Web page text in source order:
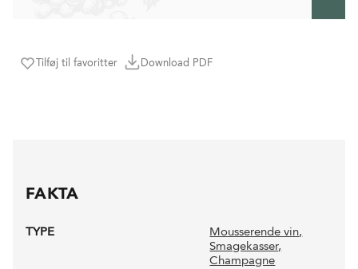
Tilføj til favoritter Download PDF
FAKTA
TYPE Mousserende vin,
Smagekasser,
Champagne